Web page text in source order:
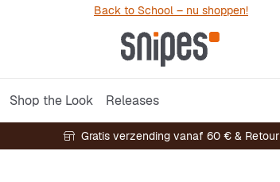
Back to School – nu shoppen!
Shop the Look Releases
Gratis verzending vanaf 60 € & Retour